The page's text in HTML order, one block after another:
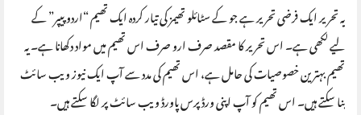
یہ تحریر ایک فرضی تحریر ہے جو کے سٹائلو تھیمز کی تیار کردہ ایک تھیم “اردو پیپر” کے
لیے لکھی ہے۔ اس تحریر کا مقصد صرف ارو صرف اس تھیم میں مواد دکھانا ہے۔ یہ
تھیم بہترین خصوصیات کی حامل ہے، اس تھیم کی مدد سے آپ ایک نیوز ویب سائٹ
بنا سکتے ہیں۔ اس تھیم کو آپ اپنی ورڈپرس پاورڈ ویب سائٹ پر لگا سکتے ہیں۔